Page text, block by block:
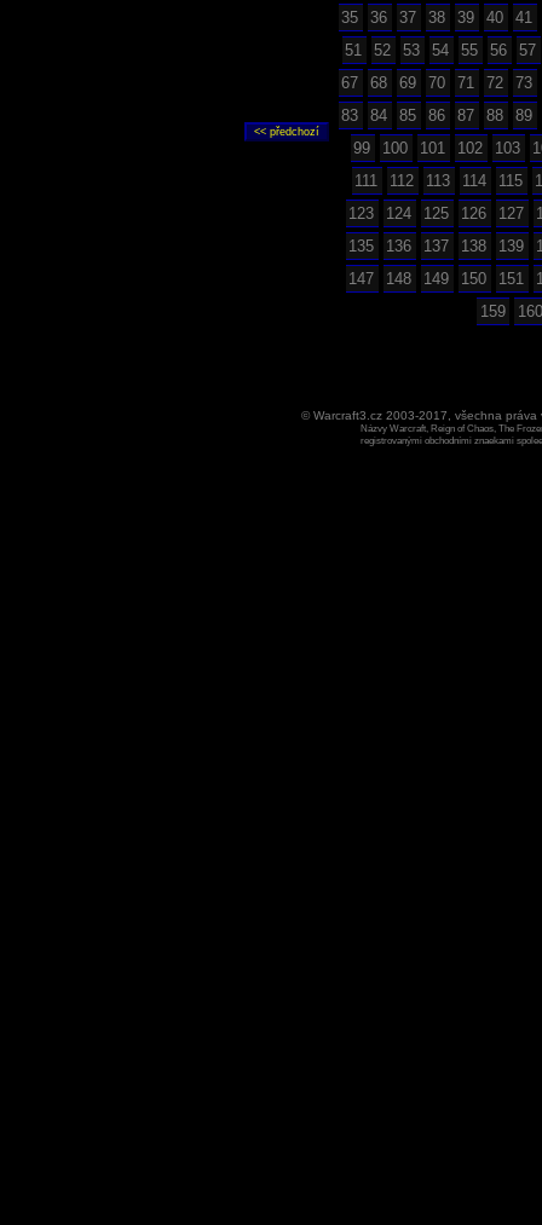
35
36 37 38 39 40
41
51
52 53 54 55 56
57
67
68 69 70 71 72
73
83
84 85 86 87 88
89
99
100 101 102 103
111
112 113 114 115
123
124 125 126 127
135
136 137 138 139
147
148 149 150 151
159
160
© Warcraft3.cz 2003-2017, všechna
Názvy Warcraft, Reign of Chaos, The
registrovanými obchodními znaekami